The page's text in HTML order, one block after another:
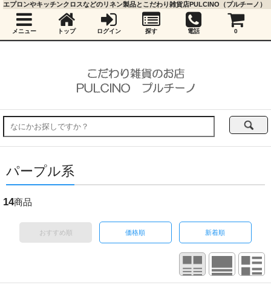
パープル系
14商品
おすすめ順 価格順 新着順
エプロンやキッチンクロスなどのリネン製品とこだわり雑貨店PULCINO（プルチーノ）
メニュー トップ ログイン 探す 電話 0